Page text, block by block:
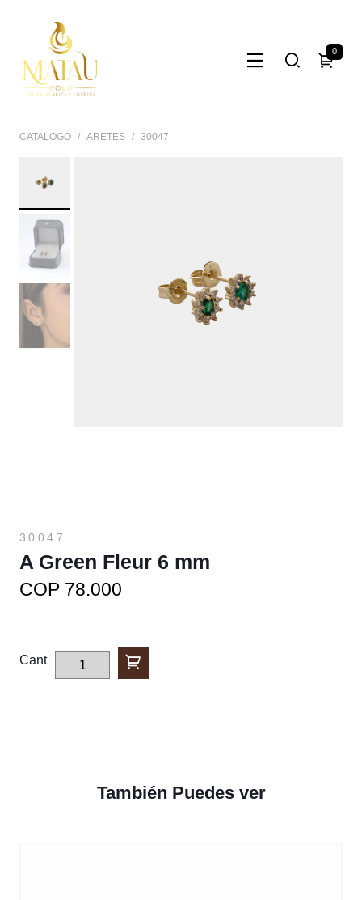
0
CATALOGO ARETES 30047
30047
A Green Fleur 6 mm
COP 78.000
Cant
También Puedes ver